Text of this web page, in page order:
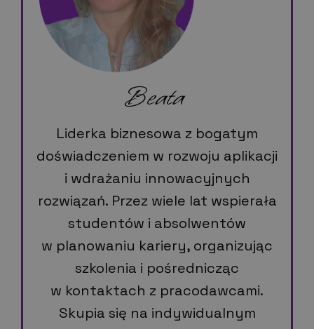
Beata
Liderka biznesowa z bogatym
doświadczeniem w rozwoju aplikacji
i wdrażaniu innowacyjnych
rozwiązań. Przez wiele lat wspierała
studentów i absolwentów
w planowaniu kariery, organizując
szkolenia i pośrednicząc
w kontaktach z pracodawcami.
Skupia się na indywidualnym